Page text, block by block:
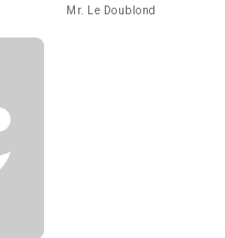
Mr. Le Doublond